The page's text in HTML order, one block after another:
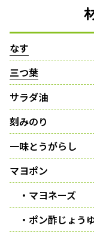
なす
三つ葉
サラダ油
刻みのり
一味とうがらし
マヨポン
・マヨネーズ
・ポン酢じょう